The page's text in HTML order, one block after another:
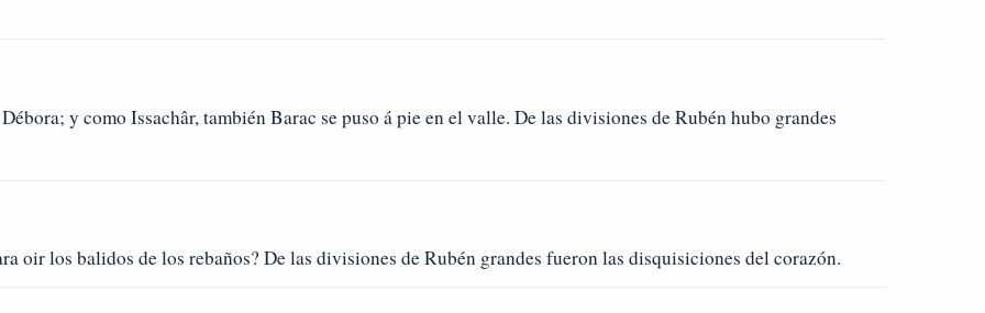
y como Issachâr, también Barac se puso á pie en el valle. De las divisiones de Rubén hubo grandes
oir los balidos de los rebaños? De las divisiones de Rubén grandes fueron las disquisiciones del corazón.